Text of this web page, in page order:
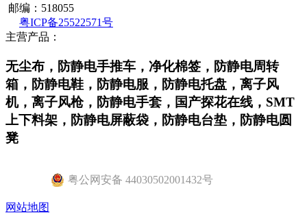
邮编：518055
粤ICP备25522571号
主营产品：
无尘布，防静电手推车，净化棉签，防静电周转
箱，防静电鞋，防静电服，防静电托盘，离子风
机，离子风枪，防静电手套，国产探花在线，SMT
上下料架，防静电屏蔽袋，防静电台垫，防静电圆
凳
粤公网安备 44030502001432号
网站地图